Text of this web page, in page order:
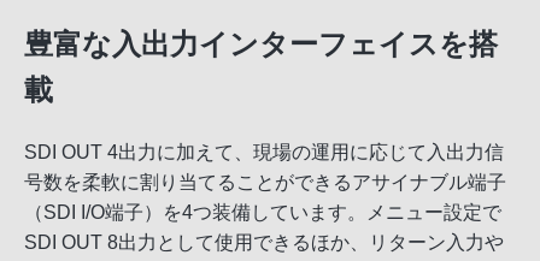
豊富な入出力インターフェイスを搭
載
SDI OUT 4出力に加えて、現場の運用に応じて入出力信
号数を柔軟に割り当てることができるアサイナブル端子
（SDI I/O端子）を4つ装備しています。メニュー設定で
SDI OUT 8出力として使用できるほか、リターン入力や